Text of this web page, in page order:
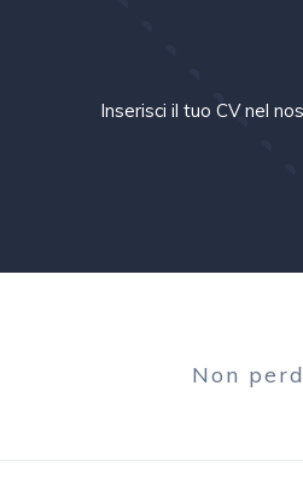
Inserisci il tuo CV nel
Non